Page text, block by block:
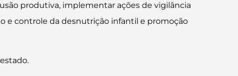
produtiva, implementar ações de vigilância
e controle da desnutrição infantil e promoção